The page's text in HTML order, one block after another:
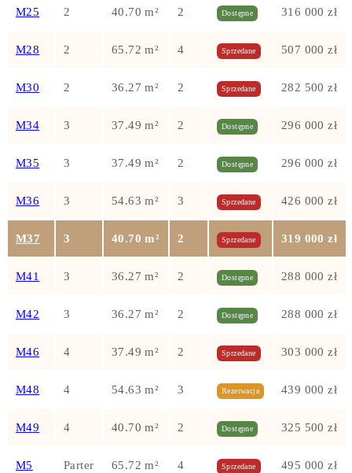
M25 2 40.70 m² 2 Dostępne 316 000 zł
M28 2 65.72 m² 4 Sprzedane 507 000 zł
M30 2 36.27 m² 2 Sprzedane 282 500 zł
M34 3 37.49 m² 2 Dostępne 296 000 zł
M35 3 37.49 m² 2 Dostępne 296 000 zł
M36 3 54.63 m² 3 Sprzedane 426 000 zł
M37 3 40.70 m² 2 Sprzedane 319 000 zł
M41 3 36.27 m² 2 Dostępne 288 000 zł
M42 3 36.27 m² 2 Dostępne 288 000 zł
M46 4 37.49 m² 2 Sprzedane 303 000 zł
M48 4 54.63 m² 3 Rezerwacja 439 000 zł
M49 4 40.70 m² 2 Dostępne 325 500 zł
M5 Parter 65.72 m² 4 Sprzedane 495 000 zł